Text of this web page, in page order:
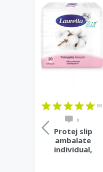
(0)
0
Protej slip
ambalate
individual,